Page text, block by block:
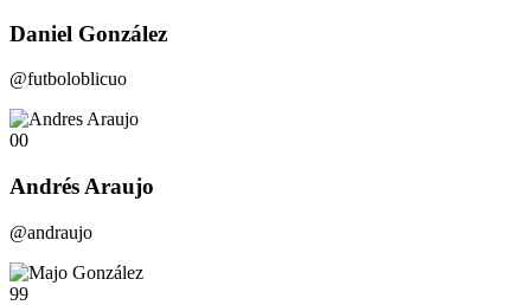
Daniel González
@futboloblicuo
00
Andrés Araujo
@andraujo
99